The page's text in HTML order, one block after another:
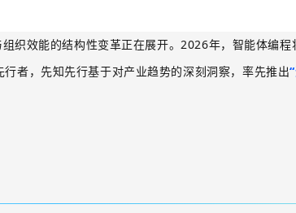
织效能的结构性变革正在展开。2026年， 智能体编程
者，先知先行基于对产业趋势的深刻洞察，率先推出